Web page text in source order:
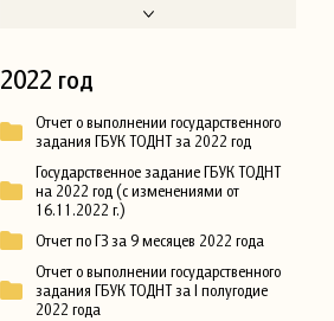
2022 год
Отчет о выполнении государственного
задания ГБУК ТОДНТ за 2022 год
Государственное задание ГБУК ТОДНТ
на 2022 год (с изменениями от
16.11.2022 г.)
Отчет по ГЗ за 9 месяцев 2022 года
Отчет о выполнении государственного
задания ГБУК ТОДНТ за I полугодие
2022 года